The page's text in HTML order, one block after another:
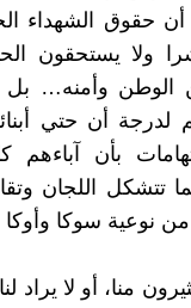
حقوق الشهداء
يستحقون
وأمنه… بل
لدرجة أن حتي
بأن آباءهم
تتشكل اللجان
نوعية سوكا وأوكا
منا، أو لا